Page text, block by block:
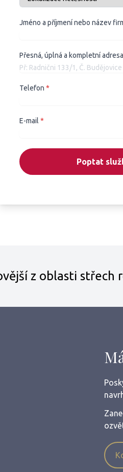
Jméno a příjmení nebo název
Přesná, úplná a kompletní
Telefon *
E-mail *
Poptat
z oblasti střech